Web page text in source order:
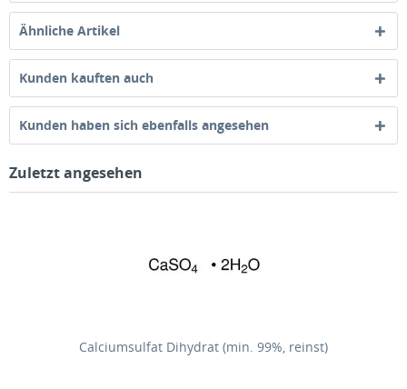
Ähnliche Artikel
Kunden kauften auch
Kunden haben sich ebenfalls angesehen
Zuletzt angesehen
Calciumsulfat Dihydrat (min. 99%, reinst)